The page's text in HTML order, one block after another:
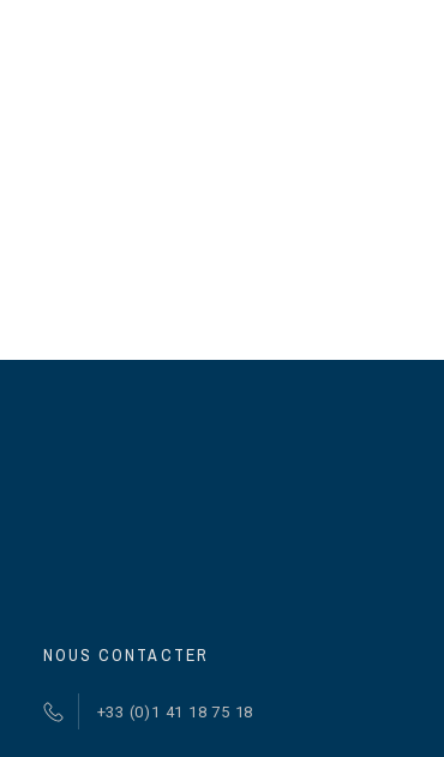
NOUS CONTACTER
+33 (0)1 41 18 75 18